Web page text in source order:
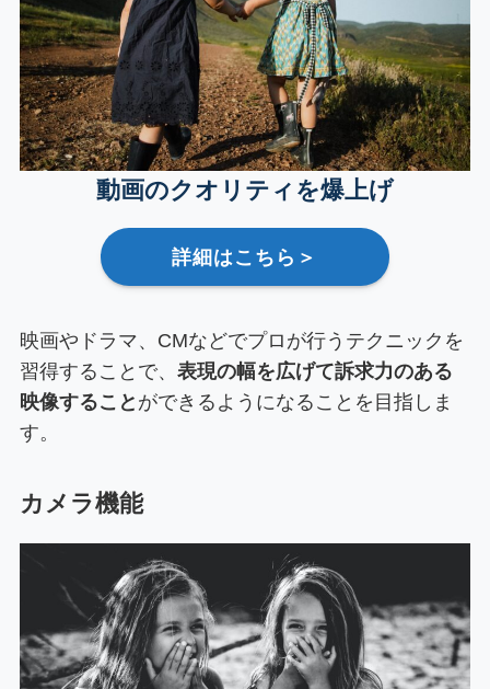
動画のクオリティを爆上げ
詳細はこちら＞
映画やドラマ、CMなどでプロが行うテクニックを
習得することで、 表現の幅を広げて訴求力のある
映像すること ができるようになることを目指しま
す。
カメラ機能